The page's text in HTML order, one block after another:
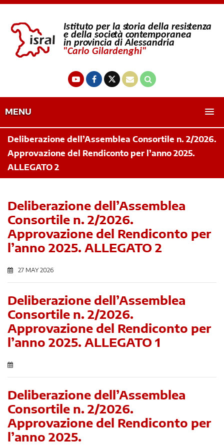
MENU
Deliberazione dell’Assemblea Consortile n. 2/2026.
Approvazione del Rendiconto per l’anno 2025.
ALLEGATO 2
Deliberazione dell’Assemblea
Consortile n. 2/2026.
Approvazione del Rendiconto per
l’anno 2025. ALLEGATO 2
27 MAY 2026
Deliberazione dell’Assemblea
Consortile n. 2/2026.
Approvazione del Rendiconto per
l’anno 2025. ALLEGATO 1
Deliberazione dell’Assemblea
Consortile n. 2/2026.
Approvazione del Rendiconto per
l’anno 2025.